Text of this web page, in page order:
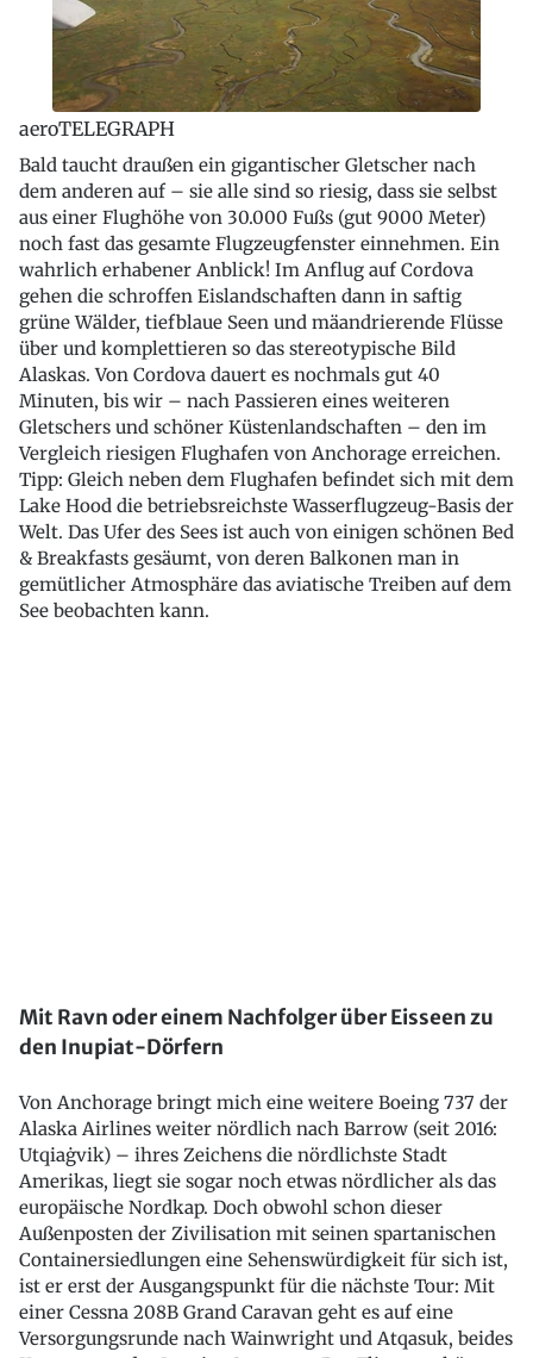
aeroTELEGRAPH
Bald taucht draußen ein gigantischer Gletscher nach
dem anderen auf – sie alle sind so riesig, dass sie selbst
aus einer Flughöhe von 30.000 Fußs (gut 9000 Meter)
noch fast das gesamte Flugzeugfenster einnehmen. Ein
wahrlich erhabener Anblick! Im Anflug auf Cordova
gehen die schroffen Eislandschaften dann in saftig
grüne Wälder, tiefblaue Seen und mäandrierende Flüsse
über und komplettieren so das stereotypische Bild
Alaskas. Von Cordova dauert es nochmals gut 40
Minuten, bis wir – nach Passieren eines weiteren
Gletschers und schöner Küstenlandschaften – den im
Vergleich riesigen Flughafen von Anchorage erreichen.
Tipp: Gleich neben dem Flughafen befindet sich mit dem
Lake Hood die betriebsreichste Wasserflugzeug-Basis der
Welt. Das Ufer des Sees ist auch von einigen schönen Bed
& Breakfasts gesäumt, von deren Balkonen man in
gemütlicher Atmosphäre das aviatische Treiben auf dem
See beobachten kann.
Mit Ravn oder einem Nachfolger über Eisseen zu
den Inupiat-Dörfern
Von Anchorage bringt mich eine weitere Boeing 737 der
Alaska Airlines weiter nördlich nach Barrow (seit 2016:
Utqiaġvik) – ihres Zeichens die nördlichste Stadt
Amerikas, liegt sie sogar noch etwas nördlicher als das
europäische Nordkap. Doch obwohl schon dieser
Außenposten der Zivilisation mit seinen spartanischen
Containersiedlungen eine Sehenswürdigkeit für sich ist,
ist er erst der Ausgangspunkt für die nächste Tour: Mit
einer Cessna 208B Grand Caravan geht es auf eine
Versorgungsrunde nach Wainwright und Atqasuk, beides